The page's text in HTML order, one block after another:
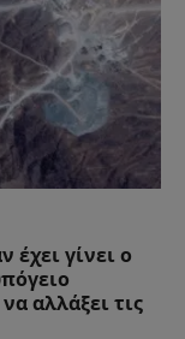
έχει γίνει ο
αλλάξει τις